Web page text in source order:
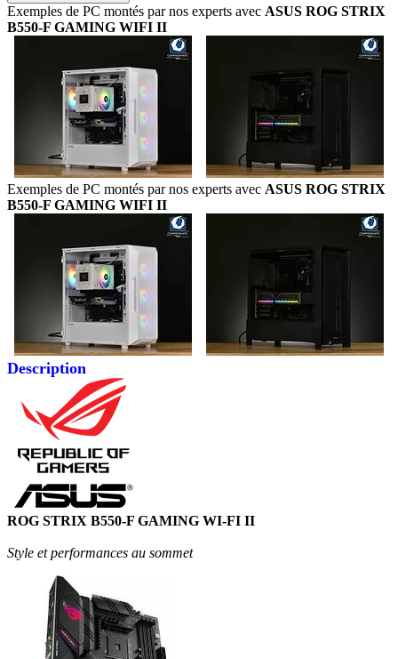
Exemples de PC montés par nos experts avec ASUS ROG STRIX
B550-F GAMING WIFI II
Exemples de PC montés par nos experts avec ASUS ROG STRIX
B550-F GAMING WIFI II
Description
ROG STRIX B550-F GAMING WI-FI II
Style et performances au sommet